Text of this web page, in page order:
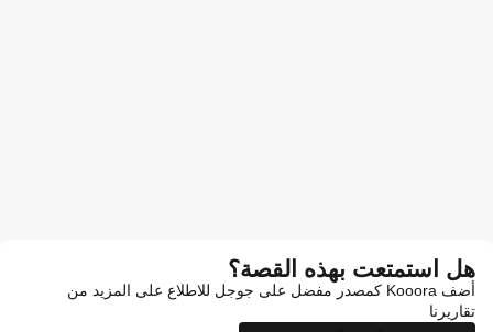
هل استمتعت بهذه القصة؟
أضف Kooora كمصدر مفضل على جوجل للاطلاع على المزيد من
تقاريرنا